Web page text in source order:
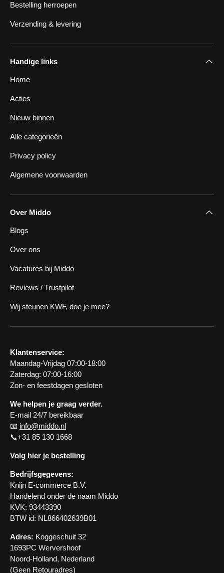
Bestelling herroepen
Verzending & levering
Handige links
Home
Acties
Nieuw binnen
Alle categorieën
Privacy policy
Algemene voorwaarden
Over Middo
Blogs
Over ons
Vacatures bij Middo
Reviews / Trustpilot
Wij steunen KWF, doe je mee?
Klantenservice:
Maandag-Vrijdag 07:00-18:00
Zaterdag: 07:00-16:00
Zon- en feestdagen gesloten
We helpen je graag verder.
E-mail 24/7 bereikbaar
📧 info@middo.nl
📞+31 85 130 1668
Volg hier je bestelling
Bedrijfsgegevens:
Knijn E-commerce B.V.
Handelend onder de naam Middo
KVK: 93443390
BTW id: NL866402639B01
Adres: Koggeschuit 32
1693PC Wervershoof
Noord-Holland, Nederland
(Geen Retouradres)